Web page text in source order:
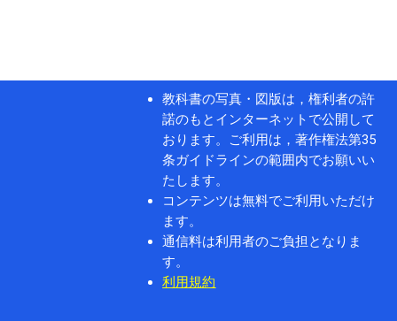
教科書の写真・図版は，権利者の許
諾のもとインターネットで公開して
おります。ご利用は，著作権法第35
条ガイドラインの範囲内でお願いい
たします。
コンテンツは無料でご利用いただけ
ます。
通信料は利用者のご負担となりま
す。
利用規約